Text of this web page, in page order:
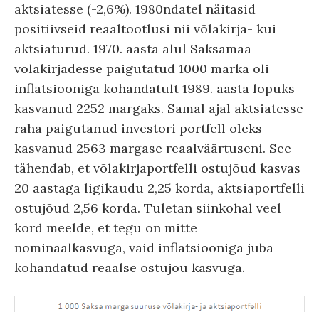
aktsiatesse (-2,6%). 1980ndatel näitasid
positiivseid reaaltootlusi nii võlakirja- kui
aktsiaturud. 1970. aasta alul Saksamaa
võlakirjadesse paigutatud 1000 marka oli
inflatsiooniga kohandatult 1989. aasta lõpuks
kasvanud 2252 margaks. Samal ajal aktsiatesse
raha paigutanud investori portfell oleks
kasvanud 2563 margase reaalväärtuseni. See
tähendab, et võlakirjaportfelli ostujõud kasvas
20 aastaga ligikaudu 2,25 korda, aktsiaportfelli
ostujõud 2,56 korda. Tuletan siinkohal veel
kord meelde, et tegu on mitte
nominaalkasvuga, vaid inflatsiooniga juba
kohandatud reaalse ostujõu kasvuga.